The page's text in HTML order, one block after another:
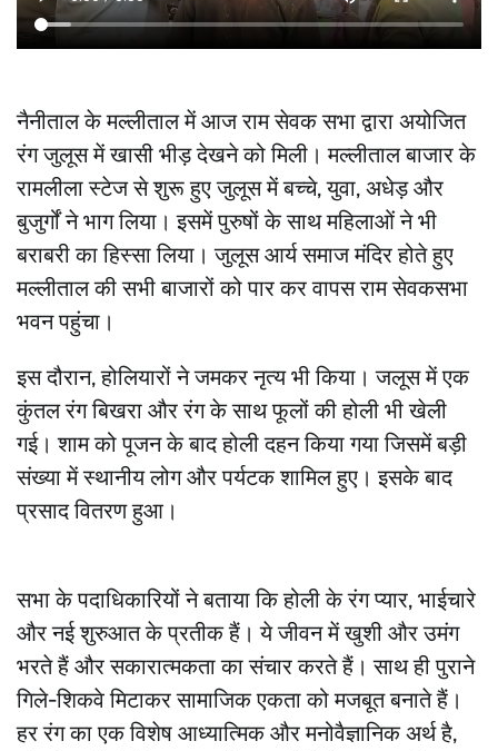
नैनीताल के मल्लीताल में आज राम सेवक सभा द्वारा अयोजित
रंग जुलूस में खासी भीड़ देखने को मिली। मल्लीताल बाजार के
रामलीला स्टेज से शुरू हुए जुलूस में बच्चे, युवा, अधेड़ और
बुजुर्गों ने भाग लिया। इसमें पुरुषों के साथ महिलाओं ने भी
बराबरी का हिस्सा लिया। जुलूस आर्य समाज मंदिर होते हुए
मल्लीताल की सभी बाजारों को पार कर वापस राम सेवकसभा
भवन पहुंचा।
इस दौरान, होलियारों ने जमकर नृत्य भी किया। जलूस में एक
कुंतल रंग बिखरा और रंग के साथ फूलों की होली भी खेली
गई। शाम को पूजन के बाद होली दहन किया गया जिसमें बड़ी
संख्या में स्थानीय लोग और पर्यटक शामिल हुए। इसके बाद
प्रसाद वितरण हुआ।
सभा के पदाधिकारियों ने बताया कि होली के रंग प्यार, भाईचारे
और नई शुरुआत के प्रतीक हैं। ये जीवन में खुशी और उमंग
भरते हैं और सकारात्मकता का संचार करते हैं। साथ ही पुराने
गिले-शिकवे मिटाकर सामाजिक एकता को मजबूत बनाते हैं।
हर रंग का एक विशेष आध्यात्मिक और मनोवैज्ञानिक अर्थ है,